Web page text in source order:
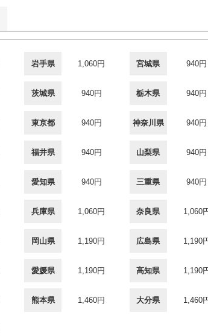
岩手県 1,060円 宮城県 940円
茨城県 940円 栃木県 940円
東京都 940円 神奈川県 940円
福井県 940円 山梨県 940円
愛知県 940円 三重県 940円
兵庫県 1,060円 奈良県 1,060
岡山県 1,190円 広島県 1,190
愛媛県 1,190円 高知県 1,190
熊本県 1,460円 大分県 1,460